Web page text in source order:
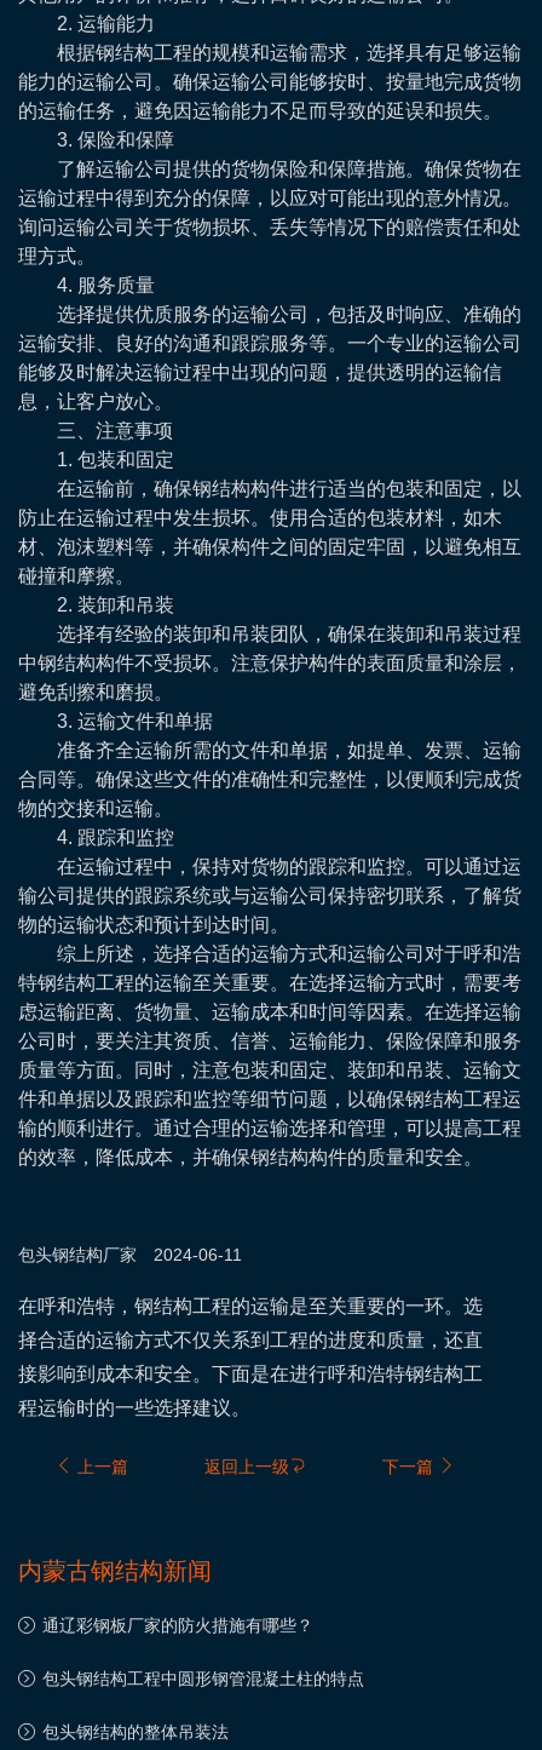
2. 运输能力
根据钢结构工程的规模和运输需求，选择具有足够运输
能力的运输公司。确保运输公司能够按时、按量地完成货物
的运输任务，避免因运输能力不足而导致的延误和损失。
3. 保险和保障
了解运输公司提供的货物保险和保障措施。确保货物在
运输过程中得到充分的保障，以应对可能出现的意外情况。
询问运输公司关于货物损坏、丢失等情况下的赔偿责任和处
理方式。
4. 服务质量
选择提供优质服务的运输公司，包括及时响应、准确的
运输安排、良好的沟通和跟踪服务等。一个专业的运输公司
能够及时解决运输过程中出现的问题，提供透明的运输信
息，让客户放心。
三、注意事项
1. 包装和固定
在运输前，确保钢结构构件进行适当的包装和固定，以
防止在运输过程中发生损坏。使用合适的包装材料，如木
材、泡沫塑料等，并确保构件之间的固定牢固，以避免相互
碰撞和摩擦。
2. 装卸和吊装
选择有经验的装卸和吊装团队，确保在装卸和吊装过程
中钢结构构件不受损坏。注意保护构件的表面质量和涂层，
避免刮擦和磨损。
3. 运输文件和单据
准备齐全运输所需的文件和单据，如提单、发票、运输
合同等。确保这些文件的准确性和完整性，以便顺利完成货
物的交接和运输。
4. 跟踪和监控
在运输过程中，保持对货物的跟踪和监控。可以通过运
输公司提供的跟踪系统或与运输公司保持密切联系，了解货
物的运输状态和预计到达时间。
综上所述，选择合适的运输方式和运输公司对于呼和浩
特钢结构工程的运输至关重要。在选择运输方式时，需要考
虑运输距离、货物量、运输成本和时间等因素。在选择运输
公司时，要关注其资质、信誉、运输能力、保险保障和服务
质量等方面。同时，注意包装和固定、装卸和吊装、运输文
件和单据以及跟踪和监控等细节问题，以确保钢结构工程运
输的顺利进行。通过合理的运输选择和管理，可以提高工程
的效率，降低成本，并确保钢结构构件的质量和安全。
包头钢结构厂家 2024-06-11
在呼和浩特，钢结构工程的运输是至关重要的一环。选
择合适的运输方式不仅关系到工程的进度和质量，还直
接影响到成本和安全。下面是在进行呼和浩特钢结构工
程运输时的一些选择建议。
上一篇 返回上一级 下一篇
内蒙古钢结构新闻
通辽彩钢板厂家的防火措施有哪些？
包头钢结构工程中圆形钢管混凝土柱的特点
包头钢结构的整体吊装法